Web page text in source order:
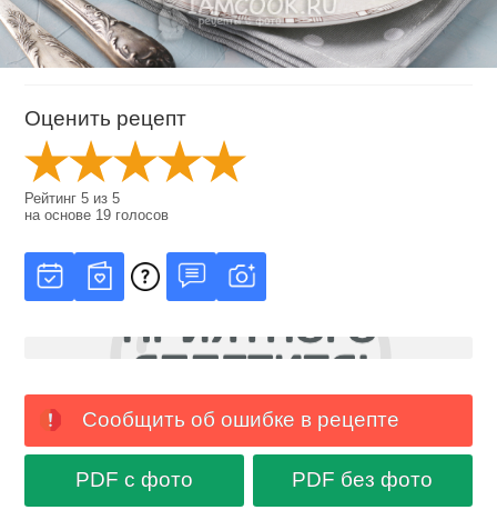
Оценить рецепт
Рейтинг5 из5
на основе 19 голосов
Сообщить об ошибке в рецепте
PDF с фото PDF без фото